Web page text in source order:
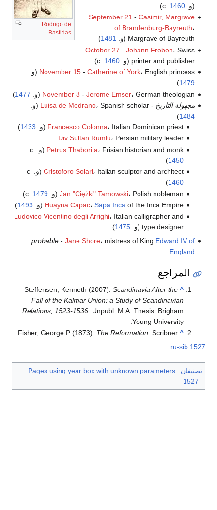
Rodrigo de
Bastidas
(و. c.1460
)
September 21 - Casimir, Margrave
of Brandenburg-Bayreuth،
Margrave of Bayreuth (و.
1481
)
October 27 - Johann Froben، Swiss
printer and publisher (و. c.
1460
)
November 15- Catherine of York، English princess (و.
1479
)
November 8 - Jerome Emser، German theologian (و. 1477
)
مجهولة التاريخ -
Luisa de Medrano، Spanish scholar (و.
1484
)
Francesco Colonna، Italian Dominican priest (و. 1433
)
Div Sultan Rumlu، Persian military leader
Petrus Thaborita، Frisian historian and monk (و. c.
1450
)
Cristoforo Solari، Italian sculptor and architect (و. c.
1460
)
Jan "Ciężki" Tarnowski، Polish nobleman (و. c. 1479
)
Huayna Capac،Sapa Inca of the Inca Empire (و. 1493
)
Ludovico Vicentino degli Arrighi، Italian calligrapher and
type designer (و.
1475
)
probable- Jane Shore، mistress of King Edward IV of
England
المراجع
^
Steffensen, Kenneth (2007).Scandinavia After the
Fall of the Kalmar Union: a Study of Scandinavian
Relations, 1523-1536 . Unpubl. M.A. Thesis, Brigham
Young University.
^
Fisher, George P (1873). The Reformation . Scribner.
ru-sib:1527
تصنيفان:
Pages using year box with unknown parameters
1527